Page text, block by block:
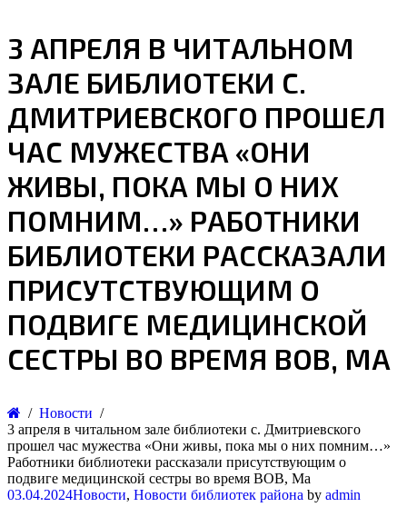
3 АПРЕЛЯ В ЧИТАЛЬНОМ
ЗАЛЕ БИБЛИОТЕКИ С.
ДМИТРИЕВСКОГО ПРОШЕЛ
ЧАС МУЖЕСТВА «ОНИ
ЖИВЫ, ПОКА МЫ О НИХ
ПОМНИМ…» РАБОТНИКИ
БИБЛИОТЕКИ РАССКАЗАЛИ
ПРИСУТСТВУЮЩИМ О
ПОДВИГЕ МЕДИЦИНСКОЙ
СЕСТРЫ ВО ВРЕМЯ ВОВ, МА
Новости
3 апреля в читальном зале библиотеки с. Дмитриевского
прошел час мужества «Они живы, пока мы о них помним…»
Работники библиотеки рассказали присутствующим о
подвиге медицинской сестры во время ВОВ, Ма
03.04.2024Новости, Новости библиотек района by admin